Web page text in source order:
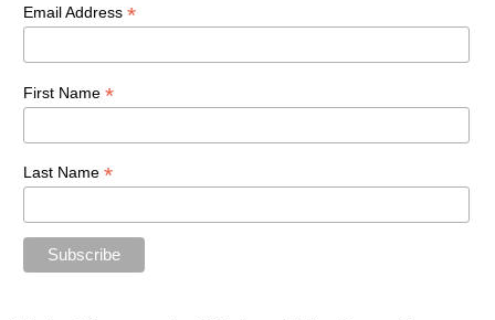
Email Address *
First Name *
Last Name *